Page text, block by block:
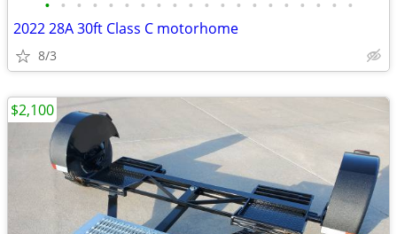
• • • • • • • • • • • • • • • • • • • •
2022 28A 30ft Class C motorhome
8/3
$2,100